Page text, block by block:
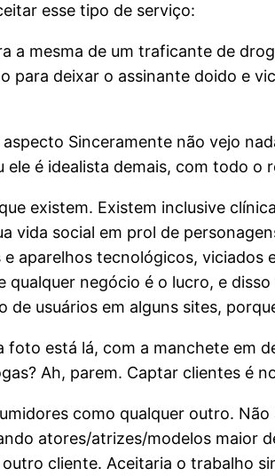
esse tipo de serviço:
a mesma de um traficante de
para deixar o assinante doido e
Sinceramente não vejo
é idealista demais, com todo o
existem. Existem inclusive
vida social em prol de
aparelhos tecnológicos,
qualquer negócio é o lucro, e
usuários em alguns sites,
está lá, com a manchete em
Ah, parem. Captar clientes é
como qualquer outro.
atores/atrizes/modelos maior
cliente. Aceitaria o trabalho